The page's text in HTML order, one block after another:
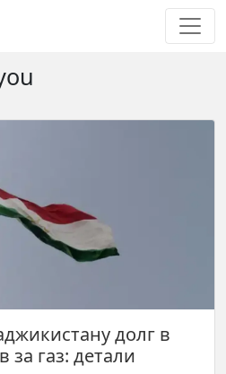
долг в
за газ: детали